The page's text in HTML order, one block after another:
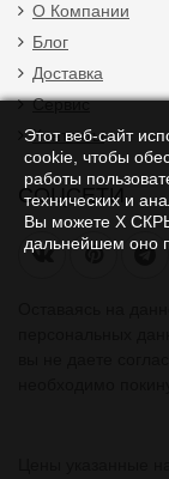
О Компании
Блог
Доставка
Сервис
Контакты
СОЦСЕТИ
Этот веб-сайт
cookie, чтобы
работы
технических и
Вы можете Х
дальнейшем оно